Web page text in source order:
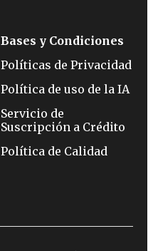
Bases y Condiciones
Políticas de Privacidad
Política de uso de la IA
Servicio de
Suscripción a Crédito
Política de Calidad